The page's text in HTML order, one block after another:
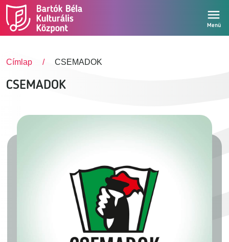
Ugrás a tartalomra
Menü
Címlap CSEMADOK
CSEMADOK